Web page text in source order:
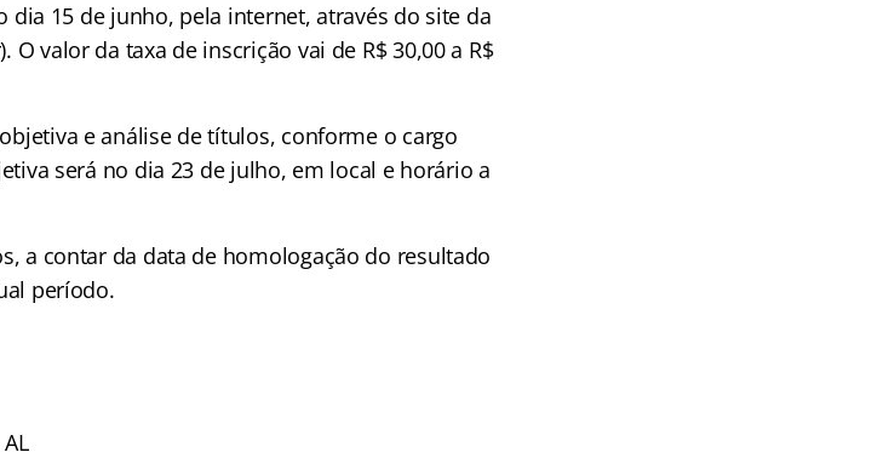
dia 15 de junho, pela internet, através do site da
valor da taxa de inscrição vai de R$ 30,00 a R$
e análise de títulos, conforme o cargo
será no dia 23 de julho, em local e horário a
a contar da data de homologação do resultado
período.